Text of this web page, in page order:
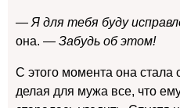
— Я для тебя буду
она. — Забудь об этом!
С этого момента она
делая для мужа все, что